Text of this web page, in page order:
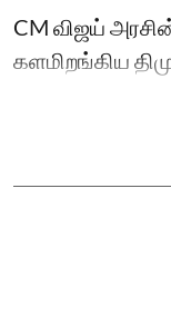
CM விஜய்
களமிறங்கிய